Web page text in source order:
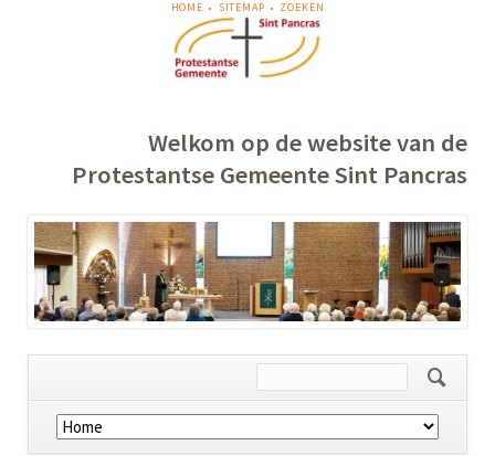
NAVIGATIE
OVERSLAAN
HOME SITEMAP ZOEKEN
Welkom op de website van de
Protestantse Gemeente Sint Pancras
Navigatie
overslaan